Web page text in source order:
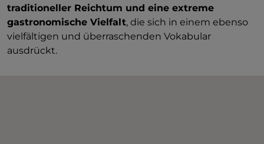
traditioneller Reichtum und eine extreme
gastronomische Vielfalt, die sich in einem ebenso
vielfältigen und überraschenden Vokabular
ausdrückt.